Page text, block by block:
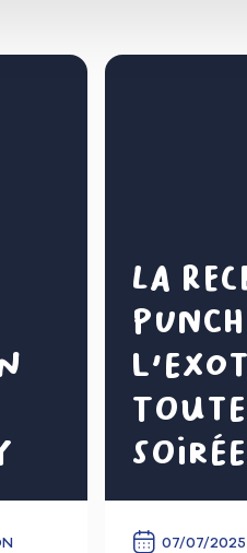
La
07/07/2025